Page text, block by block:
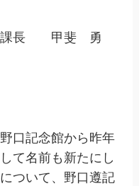
斐 勇
口記念館から昨年
て名前も新たにし
ついて、野口遵記